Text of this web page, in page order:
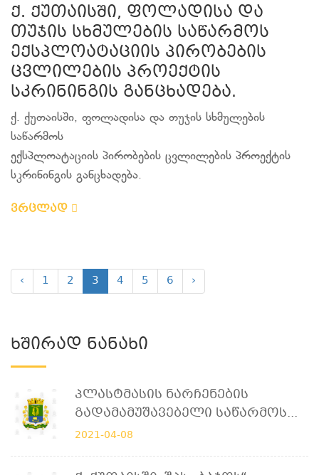
ქ. ქუთაისში, ფოლადისა და
თუჯის სხმულების საწარმოს
ექსპლოატაციის პირობების
ცვლილების პროექტის
სკრინინგის განცხადება.
ქ. ქუთაისში, ფოლადისა და თუჯის სხმულების
საწარმოს
ექსპლოატაციის პირობების ცვლილების პროექტის
სკრინინგის განცხადება.
ვრცლად
‹ 1 2 3 4 5 6 ›
Ხშირად Ნანახი
Პლასტმასის Ნარჩენების
Გადამამუშავებელი Საწარმოს...
2021-04-08